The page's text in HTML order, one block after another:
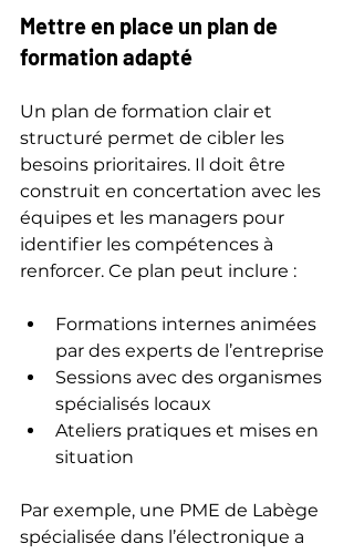
Mettre en place un plan de
formation adapté
Un plan de formation clair et
structuré permet de cibler les
besoins prioritaires. Il doit être
construit en concertation avec les
équipes et les managers pour
identifier les compétences à
renforcer. Ce plan peut inclure :
Formations internes animées
par des experts de l’entreprise
Sessions avec des organismes
spécialisés locaux
Ateliers pratiques et mises en
situation
Par exemple, une PME de Labège
spécialisée dans l’électronique a